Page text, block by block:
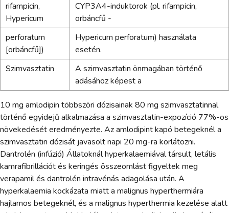
rifampicin,
Hypericum
CYP3A4-induktorok (pl. rifampicin,
orbáncfű -
perforatum
[orbáncfű])
Hypericum perforatum) használata
esetén.
Szimvasztatin
A szimvasztatin önmagában történő
adásához képest a
10 mg amlodipin többszöri dózisainak 80 mg szimvasztatinnal
történő egyidejű alkalmazása a szimvasztatin-expozíció 77%-os
növekedését eredményezte. Az amlodipint kapó betegeknél a
szimvasztatin dózisát javasolt napi 20 mg-ra korlátozni.
Dantrolén (infúzió) Állatoknál hyperkalaemiával társult, letális
kamrafibrillációt és keringés összeomlást figyeltek meg
verapamil és dantrolén intravénás adagolása után. A
hyperkalaemia kockázata miatt a malignus hyperthermiára
hajlamos betegeknél, és a malignus hyperthermia kezelése alatt